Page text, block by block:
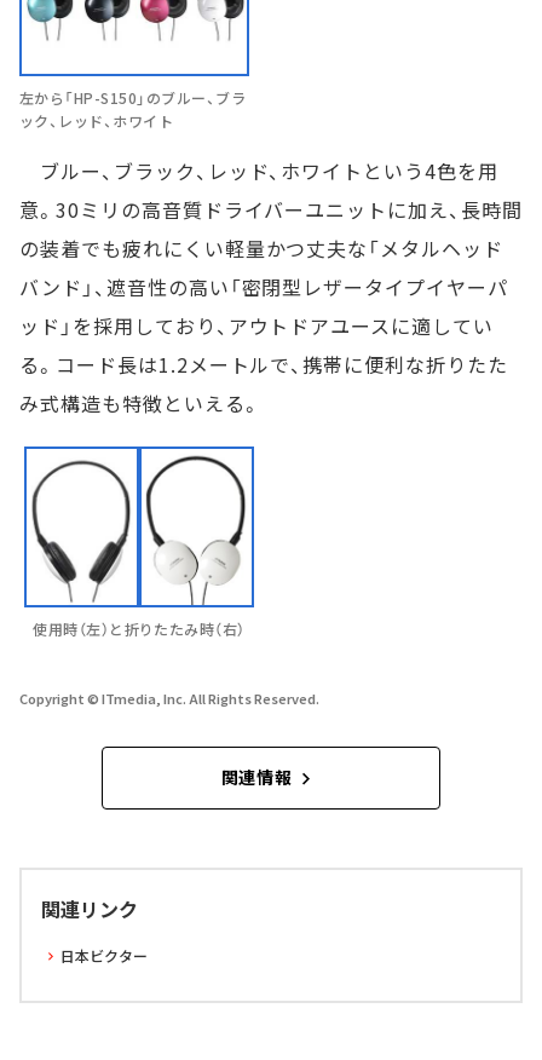
左から「HP-S150」のブルー、ブラ
ック、レッド、ホワイト
ブルー、ブラック、レッド、ホワイトという4色を用
意。30ミリの高音質ドライバーユニットに加え、長時間
の装着でも疲れにくい軽量かつ丈夫な「メタルヘッド
バンド」、遮音性の高い「密閉型レザータイプイヤーパ
ッド」を採用しており、アウトドアユースに適してい
る。コード長は1.2メートルで、携帯に便利な折りたた
み式構造も特徴といえる。
使用時（左）と折りたたみ時（右）
Copyright © ITmedia, Inc. All Rights Reserved.
関連情報
関連リンク
日本ビクター